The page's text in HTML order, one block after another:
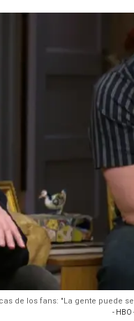
de los fans: "La gente puede
- HBO